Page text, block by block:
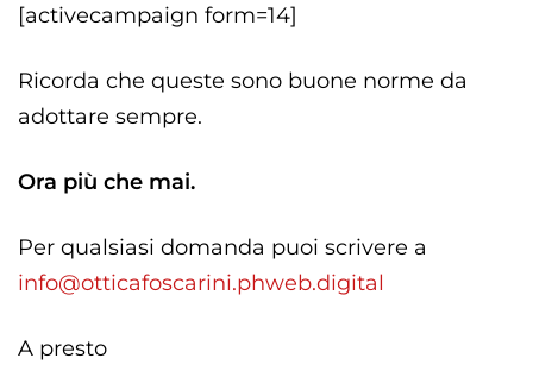
[activecampaign form=14]
Ricorda che queste sono buone norme da
adottare sempre.
Ora più che mai.
Per qualsiasi domanda puoi scrivere a
info@otticafoscarini.phweb.digital
A presto